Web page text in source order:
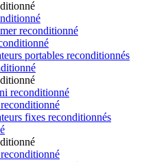
reconditionné
portables reconditionnés
reconditionné
fixes reconditionnés